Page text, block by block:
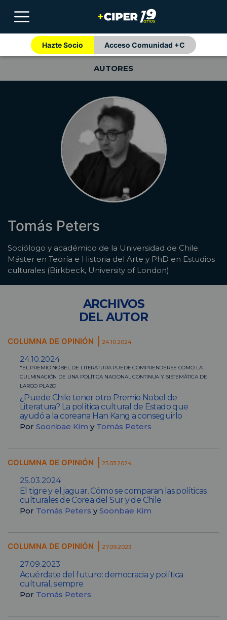
Hazte Socio Acceso Comunidad +C
AUTORES
Tomás Peters
Sociólogo y académico de la Universidad de Chile.
Máster en Teoría e Historia del Arte y PhD en Estudios
culturales (Birkbeck, University of London).
ARCHIVOS
DEL AUTOR
COLUMNA DE OPINIÓN 24.10.2024
24.10.2024
"EL PREMIO NOBEL DE LITERATURA PUEDE COMPRENDERSE COMO LA
CULMINACIÓN DE UNA POLÍTICA NACIONAL CONTINUA Y SISTEMÁTICA DE
LARGO PLAZO"
¿Puede Chile tener otro Premio Nobel de
Literatura? La política cultural de Estado que
ayudó a la coreana Han Kang a conseguirlo
Por Soonbae Kim y Tomás Peters
COLUMNA DE OPINIÓN 25.03.2024
25.03.2024
El tigre y el jaguar. Cómo se comparan las políticas
culturales de Corea del Sur y de Chile
Por Tomás Peters ySoonbae Kim
COLUMNA DE OPINIÓN 27.09.2023
27.09.2023
Acuérdate del futuro: democracia y política
cultural, siempre
Por Tomás Peters